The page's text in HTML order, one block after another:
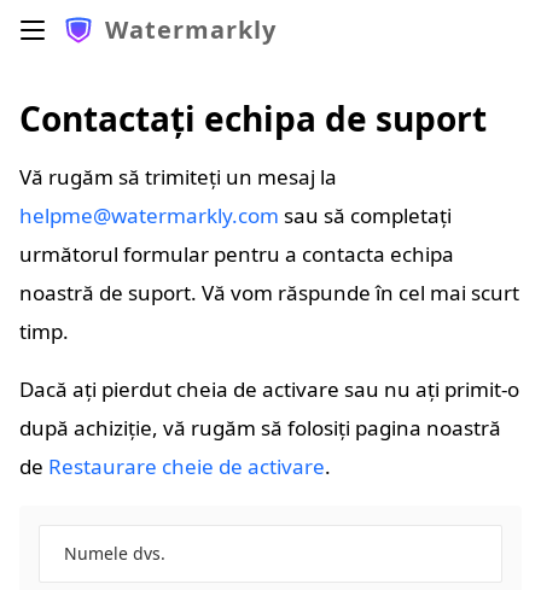
Watermarkly
Contactați echipa de suport
Vă rugăm să trimiteți un mesaj la
helpme@watermarkly.com sau să completați
următorul formular pentru a contacta echipa
noastră de suport. Vă vom răspunde în cel mai scurt
timp.
Dacă ați pierdut cheia de activare sau nu ați primit-o
după achiziție, vă rugăm să folosiți pagina noastră
de Restaurare cheie de activare.